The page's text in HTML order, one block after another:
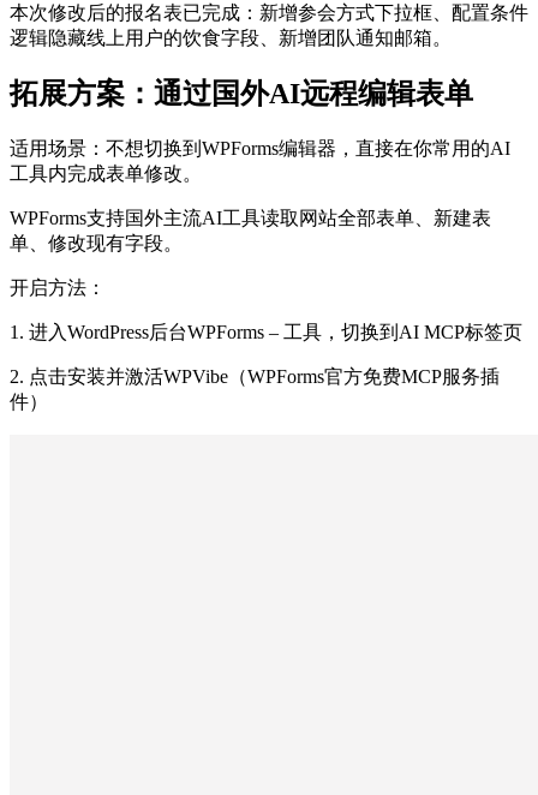
本次修改后的报名表已完成：新增参会方式下拉框、配置条件
逻辑隐藏线上用户的饮食字段、新增团队通知邮箱。
拓展方案：通过国外AI远程编辑表单
适用场景：不想切换到WPForms编辑器，直接在你常用的AI
工具内完成表单修改。
WPForms支持国外主流AI工具读取网站全部表单、新建表
单、修改现有字段。
开启方法：
1. 进入WordPress后台WPForms – 工具，切换到AI MCP标签页
2. 点击安装并激活WPVibe（WPForms官方免费MCP服务插
件）